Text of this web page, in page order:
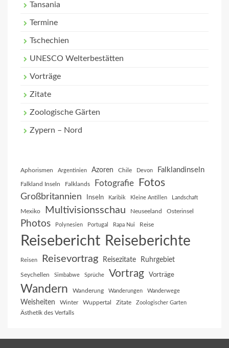
Tansania
Termine
Tschechien
UNESCO Welterbestätten
Vorträge
Zitate
Zoologische Gärten
Zypern – Nord
Aphorismen Argentinien Azoren Chile Devon Falklandinseln
Falkland Inseln Falklands Fotografie Fotos
Großbritannien Inseln Karibik Kleine Antillen Landschaft
Mexiko Multivisionsschau Neuseeland Osterinsel
Photos Polynesien Portugal Rapa Nui Reise
Reisebericht Reiseberichte
Reisen Reisevortrag Reisezitate Ruhrgebiet
Seychellen Simbabwe Sprüche Vortrag Vorträge
Wandern Wanderung Wanderungen Wanderwege
Weisheiten Winter Wuppertal Zitate Zoologischer Garten
Ästhetik des Verfalls